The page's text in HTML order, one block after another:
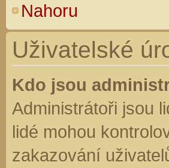
Nahoru
Uživatelské
Kdo jsou
Administrátoři jsou
lidé mohou
zakazování